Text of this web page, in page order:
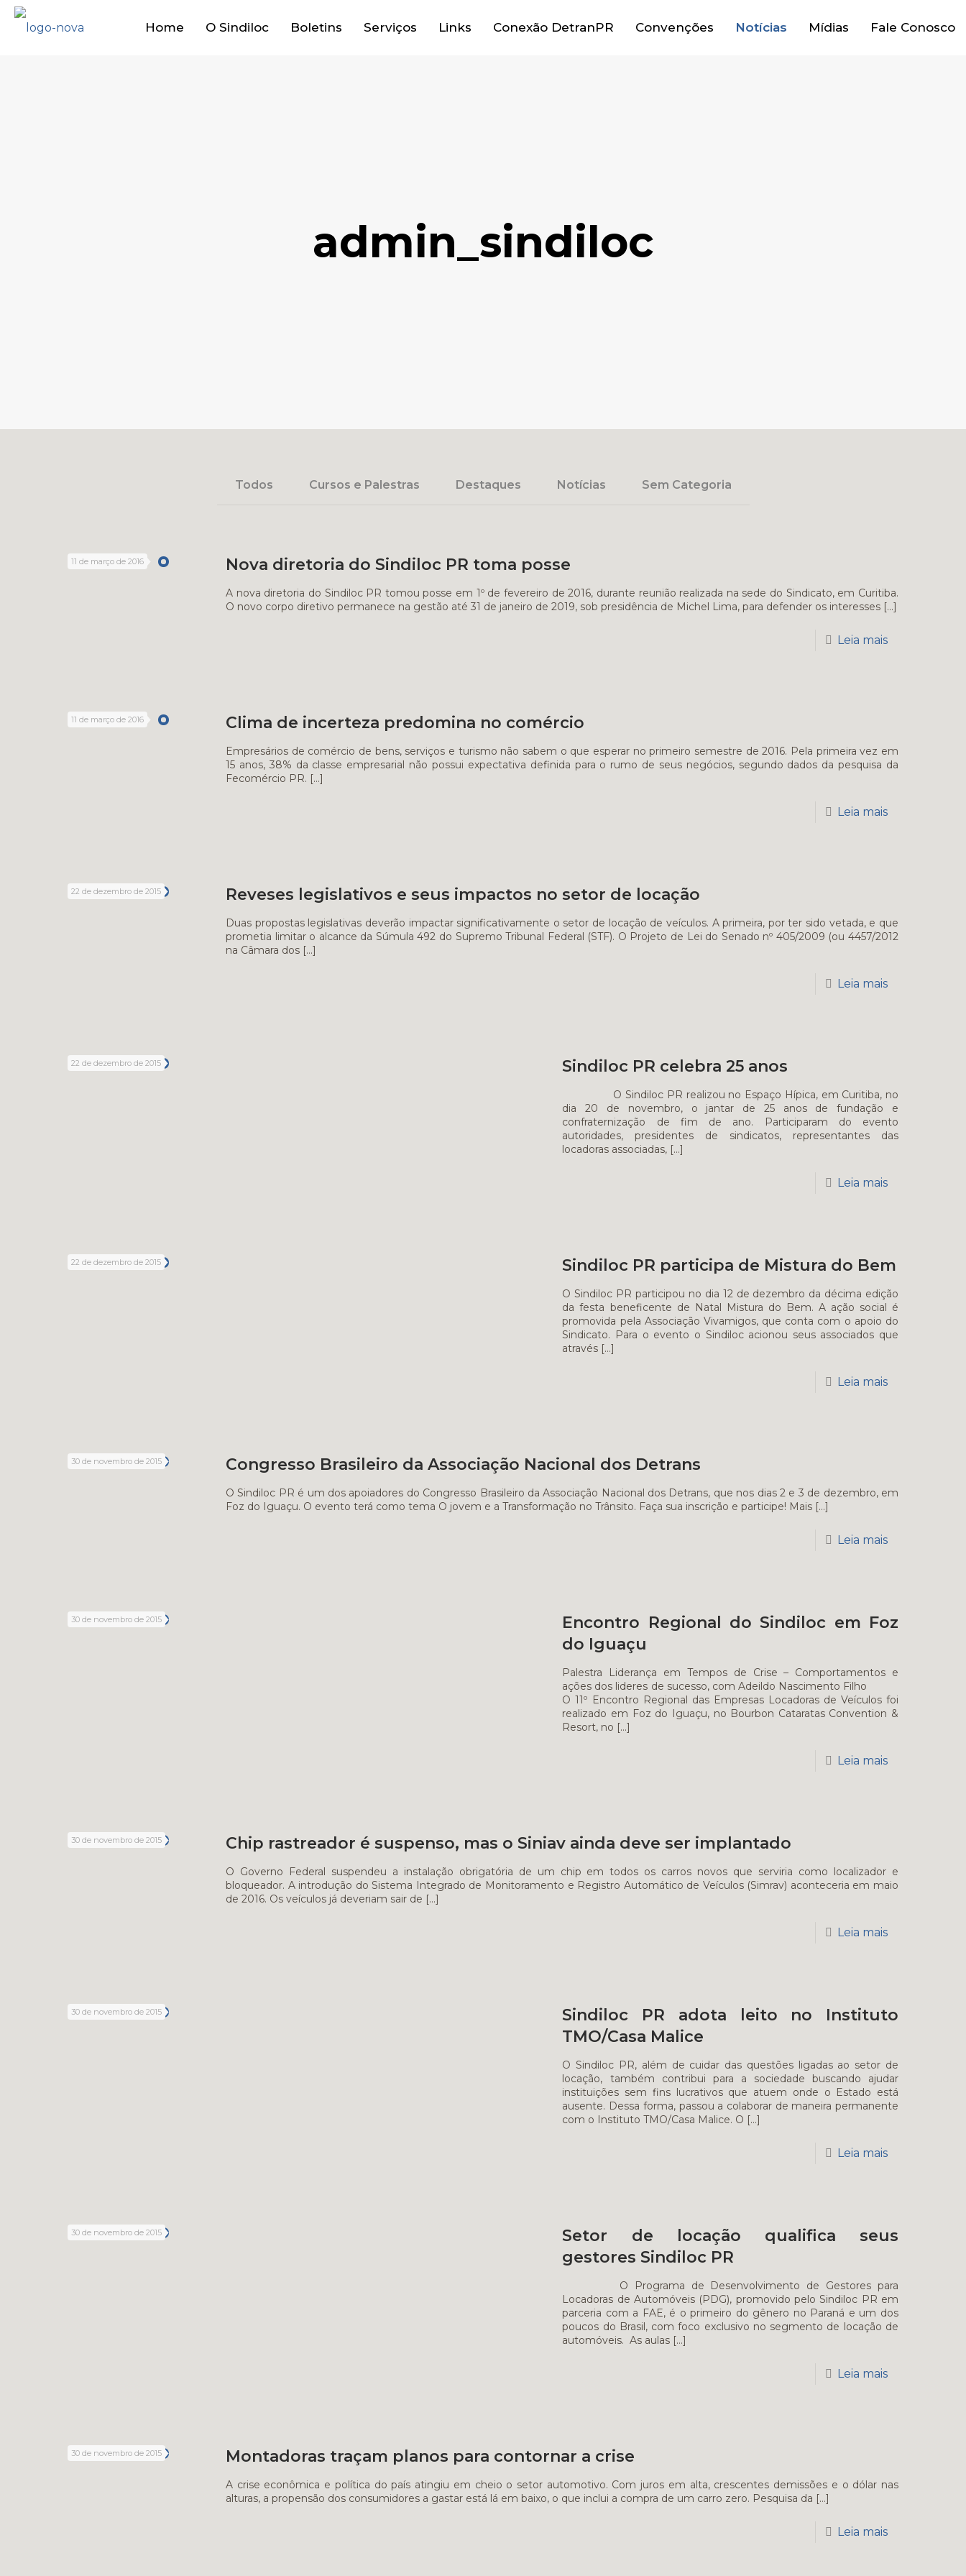
Home O Sindiloc Boletins Serviços Links Conexão DetranPR Convenções Notícias Mídias Fale Conosco
admin_sindiloc
Todos Cursos e Palestras Destaques Notícias Sem Categoria
11 de março de 2016 Nova diretoria do Sindiloc PR toma posse
A nova diretoria do Sindiloc PR tomou posse em 1º de fevereiro de 2016, durante reunião realizada na sede do Sindicato, em Curitiba.
O novo corpo diretivo permanece na gestão até 31 de janeiro de 2019, sob presidência de Michel Lima, para defender os interesses […]
Leia mais
11 de março de 2016 Clima de incerteza predomina no comércio
Empresários de comércio de bens, serviços e turismo não sabem o que esperar no primeiro semestre de 2016. Pela primeira vez em
15 anos, 38% da classe empresarial não possui expectativa definida para o rumo de seus negócios, segundo dados da pesquisa da
Fecomércio PR. […]
Leia mais
22 de dezembro de 2015 Reveses legislativos e seus impactos no setor de locação
Duas propostas legislativas deverão impactar significativamente o setor de locação de veículos. A primeira, por ter sido vetada, e que
prometia limitar o alcance da Súmula 492 do Supremo Tribunal Federal (STF). O Projeto de Lei do Senado nº 405/2009 (ou 4457/2012
na Câmara dos […]
Leia mais
22 de dezembro de 2015 Sindiloc PR celebra 25 anos
O Sindiloc PR realizou no Espaço Hípica, em Curitiba, no
dia 20 de novembro, o jantar de 25 anos de fundação e
confraternização de fim de ano. Participaram do evento
autoridades, presidentes de sindicatos, representantes das
locadoras associadas, […]
Leia mais
22 de dezembro de 2015 Sindiloc PR participa de Mistura do Bem
O Sindiloc PR participou no dia 12 de dezembro da décima edição
da festa beneficente de Natal Mistura do Bem. A ação social é
promovida pela Associação Vivamigos, que conta com o apoio do
Sindicato. Para o evento o Sindiloc acionou seus associados que
através […]
Leia mais
30 de novembro de 2015 Congresso Brasileiro da Associação Nacional dos Detrans
O Sindiloc PR é um dos apoiadores do Congresso Brasileiro da Associação Nacional dos Detrans, que nos dias 2 e 3 de dezembro, em
Foz do Iguaçu. O evento terá como tema O jovem e a Transformação no Trânsito. Faça sua inscrição e participe! Mais […]
Leia mais
30 de novembro de 2015
Encontro Regional do Sindiloc em Foz
do Iguaçu
Palestra Liderança em Tempos de Crise – Comportamentos e
ações dos lideres de sucesso, com Adeildo Nascimento Filho
O 11º Encontro Regional das Empresas Locadoras de Veículos foi
realizado em Foz do Iguaçu, no Bourbon Cataratas Convention &
Resort, no […]
Leia mais
30 de novembro de 2015 Chip rastreador é suspenso, mas o Siniav ainda deve ser implantado
O Governo Federal suspendeu a instalação obrigatória de um chip em todos os carros novos que serviria como localizador e
bloqueador. A introdução do Sistema Integrado de Monitoramento e Registro Automático de Veículos (Simrav) aconteceria em maio
de 2016. Os veículos já deveriam sair de […]
Leia mais
30 de novembro de 2015
Sindiloc PR adota leito no Instituto
TMO/Casa Malice
O Sindiloc PR, além de cuidar das questões ligadas ao setor de
locação, também contribui para a sociedade buscando ajudar
instituições sem fins lucrativos que atuem onde o Estado está
ausente. Dessa forma, passou a colaborar de maneira permanente
com o Instituto TMO/Casa Malice. O […]
Leia mais
30 de novembro de 2015
Setor de locação qualifica seus
gestores Sindiloc PR
O Programa de Desenvolvimento de Gestores para
Locadoras de Automóveis (PDG), promovido pelo Sindiloc PR em
parceria com a FAE, é o primeiro do gênero no Paraná e um dos
poucos do Brasil, com foco exclusivo no segmento de locação de
automóveis. As aulas […]
Leia mais
30 de novembro de 2015 Montadoras traçam planos para contornar a crise
A crise econômica e política do país atingiu em cheio o setor automotivo. Com juros em alta, crescentes demissões e o dólar nas
alturas, a propensão dos consumidores a gastar está lá em baixo, o que inclui a compra de um carro zero. Pesquisa da […]
Leia mais